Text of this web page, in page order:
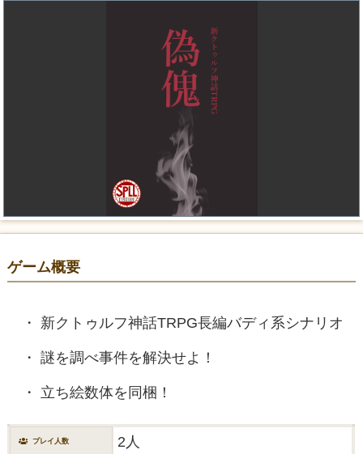
ゲーム概要
新クトゥルフ神話TRPG長編バディ系シナリオ
謎を調べ事件を解決せよ！
立ち絵数体を同梱！
プレイ人数 2人